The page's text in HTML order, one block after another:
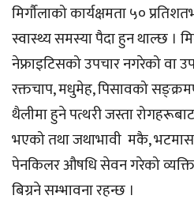
मिर्गौलाको कार्यक्षमता ५०
स्वास्थ्य समस्या पैदा हुन थाल्छ ।
नेफ्राइटिसको उपचार नगरेको वा
रक्तचाप, मधुमेह, पिसावको
थैलीमा हुने पत्थरी जस्ता
भएको तथा जथाभावी मकै,
पेनकिलर औषधि सेवन गरेको
बिग्रने सम्भावना रहन्छ ।